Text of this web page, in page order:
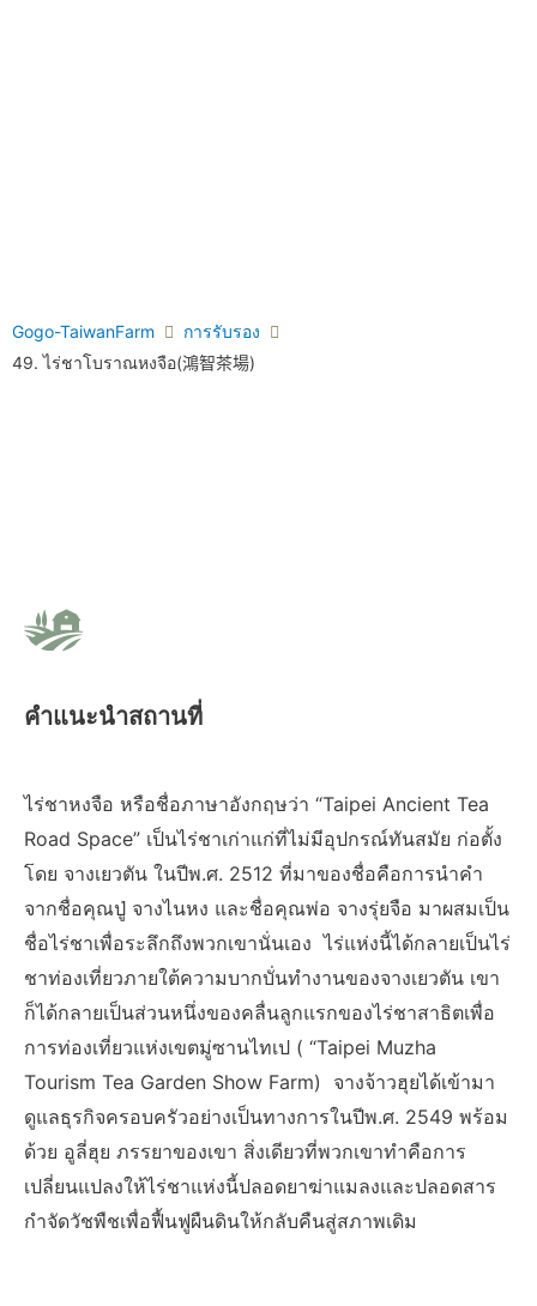
Gogo-TaiwanFarm
การรับรอง
49. ไร่ชาโบราณหงจือ(鴻智茶場)
คำแนะนำสถานที่
ไร่ชาหงจือ หรือชื่อภาษาอังกฤษว่า “Taipei Ancient Tea
Road Space” เป็นไร่ชาเก่าแก่ที่ไม่มีอุปกรณ์ทันสมัย ​​ก่อตั้ง
โดย จางเยวตัน ในปีพ.ศ. 2512 ที่มาของชื่อคือการนำคำ
จากชื่อคุณปู่ จางไนหง และชื่อคุณพ่อ จางรุ่ยจือ มาผสมเป็น
ชื่อไร่ชาเพื่อระลึกถึงพวกเขานั่นเอง ไร่แห่งนี้ได้กลายเป็นไร่
ชาท่องเที่ยวภายใต้ความบากบั่นทำงานของจางเยวตัน เขา
ก็ได้กลายเป็นส่วนหนึ่งของคลื่นลูกแรกของไร่ชาสาธิตเพื่อ
การท่องเที่ยวแห่งเขตมู่ซานไทเป ( “Taipei Muzha
Tourism Tea Garden Show Farm) จางจ้าวฮุยได้เข้ามา
ดูแลธุรกิจครอบครัวอย่างเป็นทางการในปีพ.ศ. 2549 พร้อม
ด้วย อูลี่ฮุย ภรรยาของเขา สิ่งเดียวที่พวกเขาทำคือการ
เปลี่ยนแปลงให้ไร่ชาแห่งนี้ปลอดยาฆ่าแมลงและปลอดสาร
กำจัดวัชพืชเพื่อฟื้นฟูผืนดินให้กลับคืนสู่สภาพเดิม